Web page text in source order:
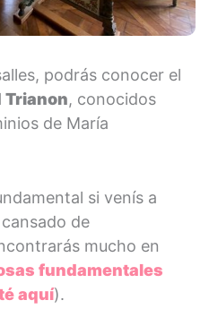
podrás conocer el
Trianon, conocidos
de María
si venís a
de
mucho en
fundamentales
aquí).